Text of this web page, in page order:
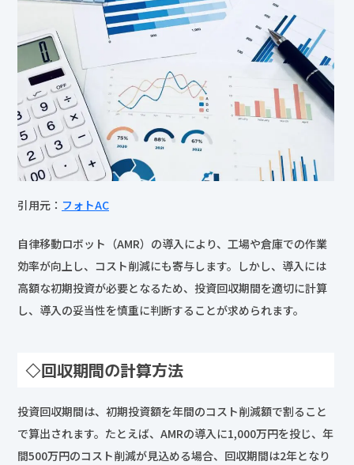
引用元： フォトAC
自律移動ロボット（AMR）の導入により、工場や倉庫での作業
効率が向上し、コスト削減にも寄与します。しかし、導入には
高額な初期投資が必要となるため、投資回収期間を適切に計算
し、導入の妥当性を慎重に判断することが求められます。
◇回収期間の計算方法
投資回収期間は、初期投資額を年間のコスト削減額で割ること
で算出されます。たとえば、AMRの導入に1,000万円を投じ、年
間500万円のコスト削減が見込める場合、回収期間は2年となり